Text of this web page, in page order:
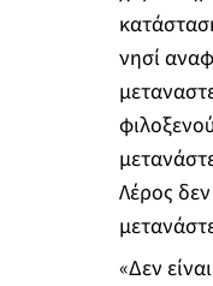
νησί
Λέρος
«Δεν